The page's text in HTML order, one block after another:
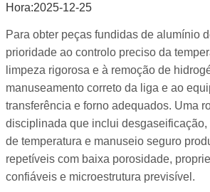
Hora:2025-12-25
Para obter peças fundidas de alumínio
prioridade ao controlo preciso da
limpeza rigorosa e à remoção de
manuseamento correto da liga e ao
transferência e forno adequados. Uma
disciplinada que inclui desgaseificação,
de temperatura e manuseio seguro
repetíveis com baixa porosidade,
confiáveis e microestrutura previsível.